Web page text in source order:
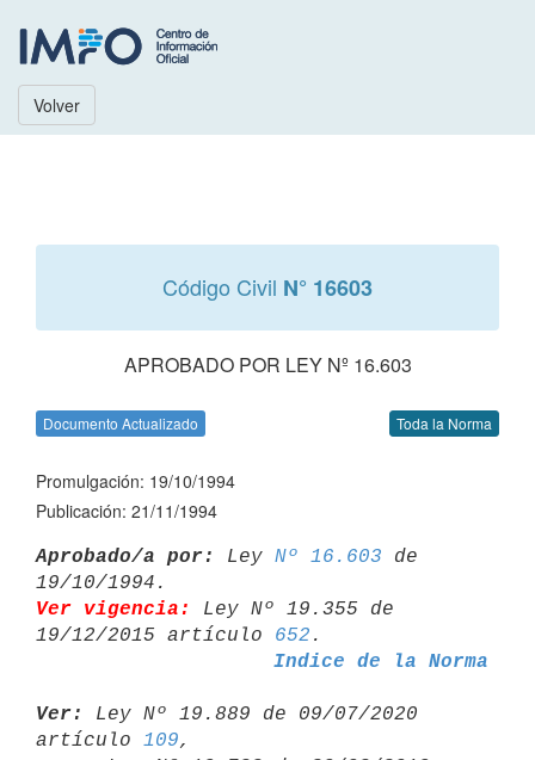
Volver
Código Civil N° 16603
APROBADO POR LEY Nº 16.603
Documento Actualizado Toda la Norma
Promulgación: 19/10/1994
Publicación: 21/11/1994
Aprobado/a por: Ley Nº 16.603 de
Ver vigencia:
Ley Nº 19.355 de
19/12/2015 artículo 652
Indice de la Norma
Ver:
Ley Nº 19.889 de 09/07/2020
artículo 109,